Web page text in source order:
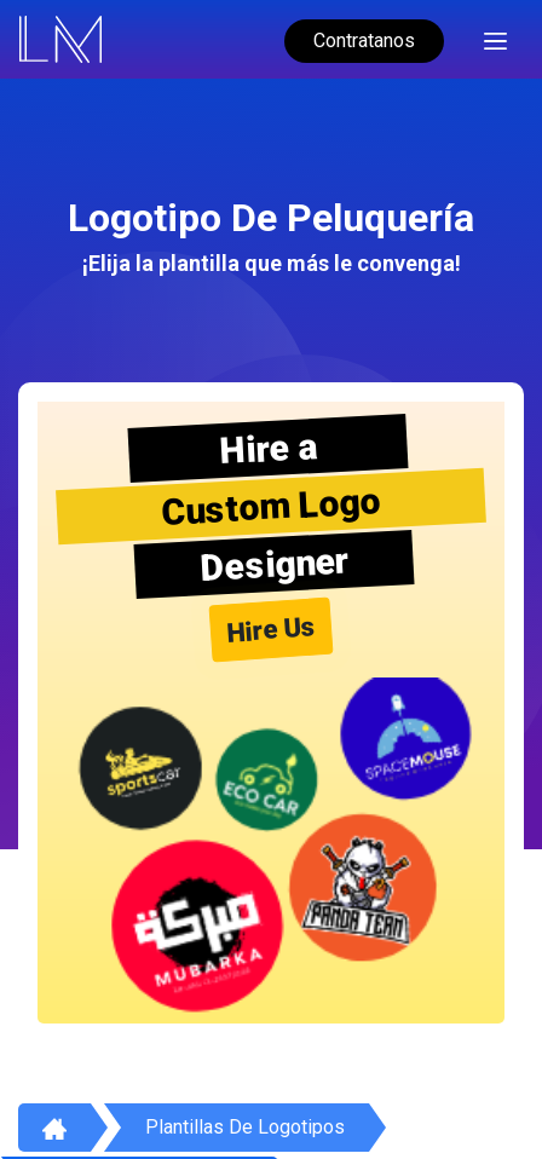
Contratanos
Logotipo De Peluquería
¡Elija la plantilla que más le convenga!
Hire a
Custom Logo
Designer
Hire Us
Plantillas De Logotipos